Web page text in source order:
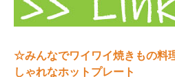
☆みんなでワイワイ焼きもの料
しゃれなホットプレート